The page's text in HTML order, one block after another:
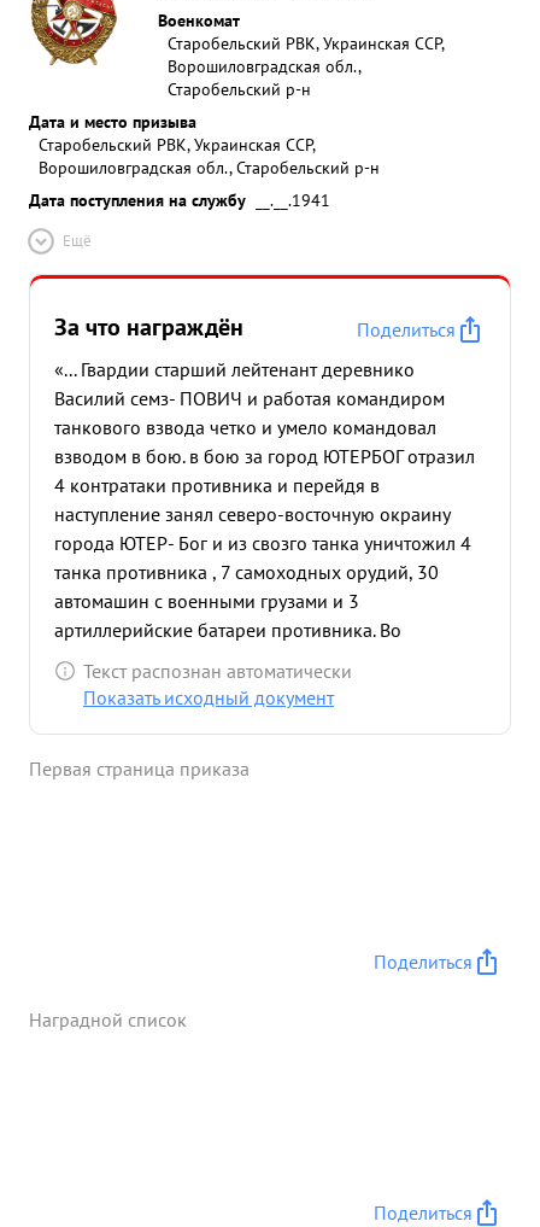
Военкомат
Старобельский РВК, Украинская ССР,
Ворошиловградская обл.,
Старобельский р-н
Дата и место призыва
Старобельский РВК, Украинская ССР,
Ворошиловградская обл., Старобельский р-н
Дата поступления на службу
__.__.1941
Ещё
За что награждён
Поделиться
«... Гвардии старший лейтенант деревнико
Василий семз- ПОВИЧ и работая командиром
танкового взвода четко и умело командовал
взводом в бою. в бою за город ЮТЕРБОГ отразил
4 контратаки противника и перейдя в
наступление занял северо-восточную окраину
города ЮТЕР- Бог и из свозго танка уничтожил 4
танка противника , 7 самоходных орудий, 30
автомашин с военными грузами и 3
артиллерийские батареи противника. Во
проявленную этого из п ...»
Текст распознан автоматически
Показать исходный документ
Первая страница приказа
Поделиться
Наградной список
Поделиться